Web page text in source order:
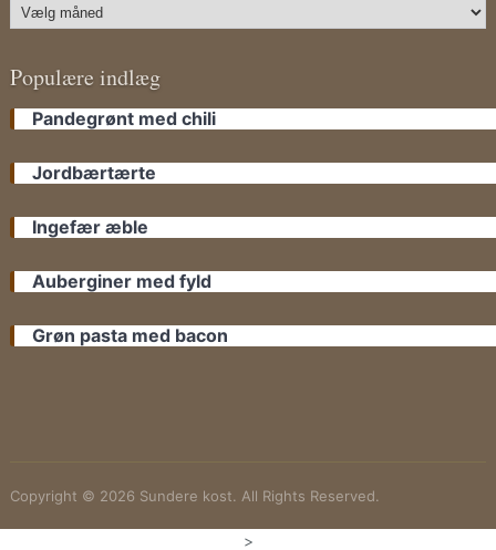
Populære indlæg
Pandegrønt med chili
Jordbærtærte
Ingefær æble
Auberginer med fyld
Grøn pasta med bacon
Copyright © 2026 Sundere kost. All Rights Reserved.
>